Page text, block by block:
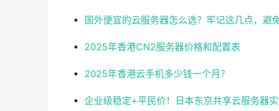
国外便宜的云服务器怎么选？牢记这几点，避
2025年香港CN2服务器价格和配置表
2025年香港云手机多少钱一个月？
企业级稳定+平民价！日本东京共享云服务器